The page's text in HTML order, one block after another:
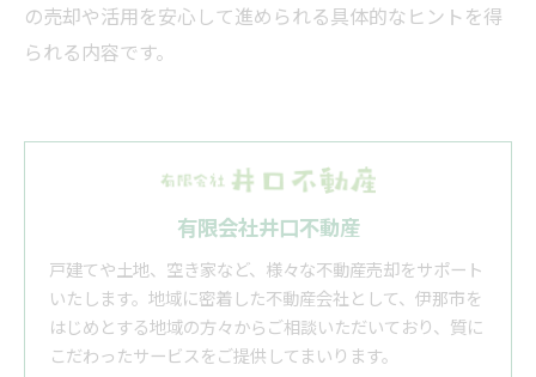
の売却や活用を安心して進められる具体的なヒントを得
られる内容です。
有限会社井口不動産
戸建てや土地、空き家など、様々な不動産売却をサポート
いたします。地域に密着した不動産会社として、伊那市を
はじめとする地域の方々からご相談いただいており、質に
こだわったサービスをご提供してまいります。